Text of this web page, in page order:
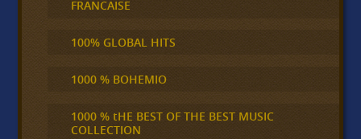
FRANCAISE
100% GLOBAL HITS
1000 % BOHEMIO
1000 % tHE BEST OF THE BEST MUSIC
COLLECTION